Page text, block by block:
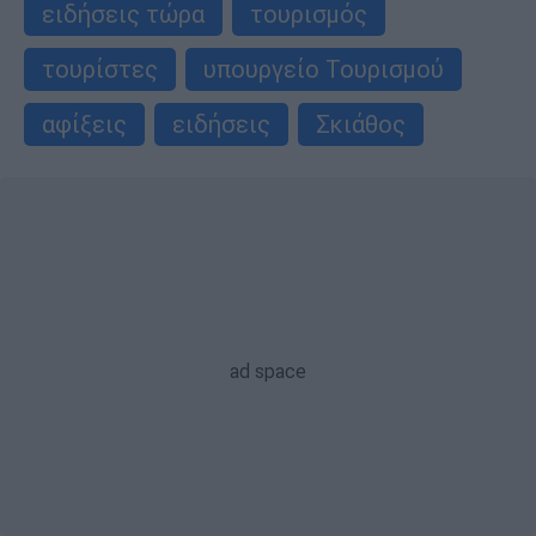
ειδήσεις τώρα
τουρισμός
τουρίστες
υπουργείο Τουρισμού
αφίξεις
ειδήσεις Σκιάθος